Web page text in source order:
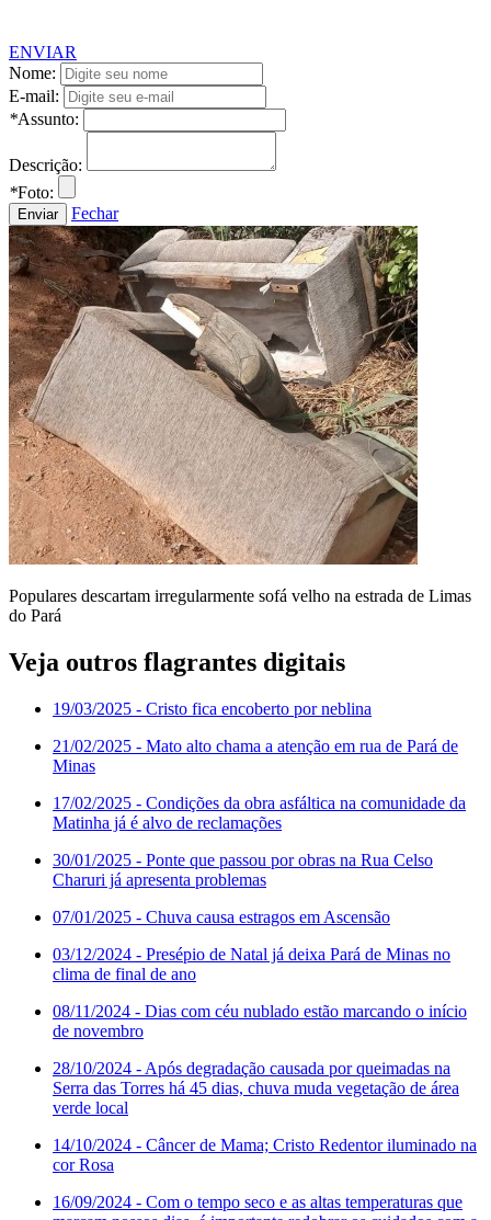
ENVIAR
Nome:
E-mail:
*Assunto:
Descrição:
*Foto:
Fechar
Populares descartam irregularmente sofá velho na estrada de Limas
do Pará
Veja outros flagrantes digitais
19/03/2025 - Cristo fica encoberto por neblina
21/02/2025 - Mato alto chama a atenção em rua de Pará de
Minas
17/02/2025 - Condições da obra asfáltica na comunidade da
Matinha já é alvo de reclamações
30/01/2025 - Ponte que passou por obras na Rua Celso
Charuri já apresenta problemas
07/01/2025 - Chuva causa estragos em Ascensão
03/12/2024 - Presépio de Natal já deixa Pará de Minas no
clima de final de ano
08/11/2024 - Dias com céu nublado estão marcando o início
de novembro
28/10/2024 - Após degradação causada por queimadas na
Serra das Torres há 45 dias, chuva muda vegetação de área
verde local
14/10/2024 - Câncer de Mama; Cristo Redentor iluminado na
cor Rosa
16/09/2024 - Com o tempo seco e as altas temperaturas que